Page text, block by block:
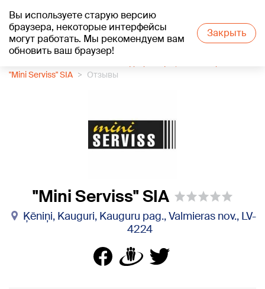
Вы используете старую версию
браузера, некоторые интерфейсы
могут работать. Мы рекомендуем вам
обновить ваш браузер!
Закрыть
+11°C
"Mini Serviss" SIA
Отзывы
"Mini Serviss" SIA
Ķēniņi, Kauguri, Kauguru pag., Valmieras nov., LV-
4224